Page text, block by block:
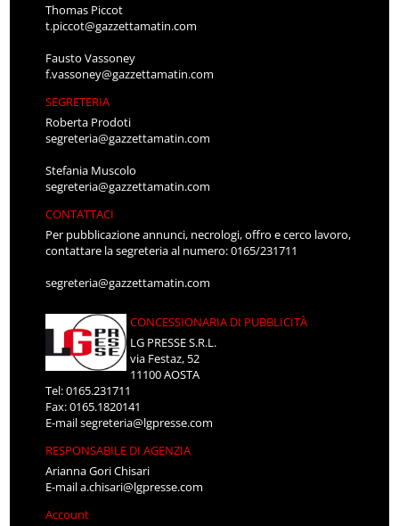
Thomas Piccot
t.piccot@gazzettamatin.com
Fausto Vassoney
f.vassoney@gazzettamatin.com
SEGRETERIA
Roberta Prodoti
segreteria@gazzettamatin.com
Stefania Muscolo
segreteria@gazzettamatin.com
CONTATTACI
Per pubblicazione annunci, necrologi, offro e cerco lavoro,
contattare la segreteria al numero: 0165/231711
segreteria@gazzettamatin.com
CONCESSIONARIA DI PUBBLICITÀ
LG PRESSE S.R.L.
via Festaz, 52
11100 AOSTA
Tel: 0165.231711
Fax: 0165.1820141
E-mailsegreteria@lgpresse.com
RESPONSABILE DI AGENZIA
Arianna Gori Chisari
E-maila.chisari@lgpresse.com
Account